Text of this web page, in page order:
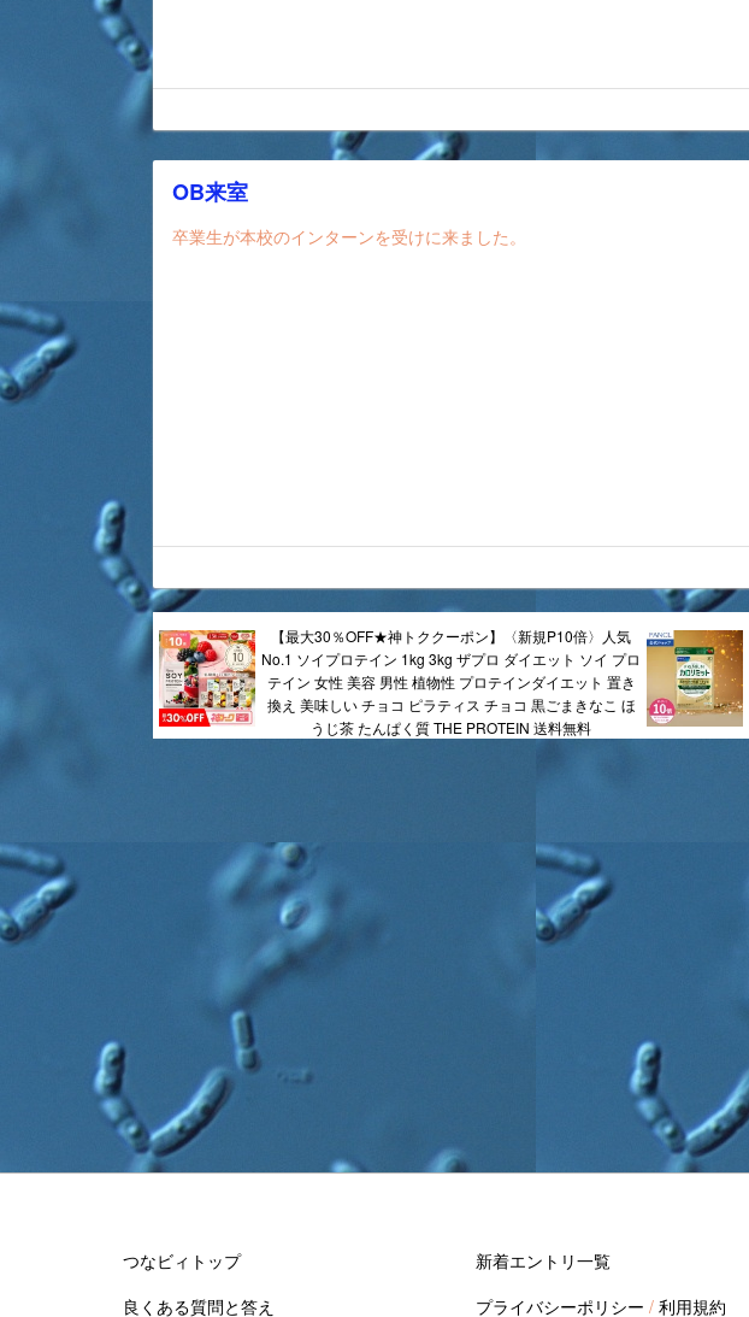
OB来室
卒業生が本校のインターンを受けに来ました。
【最大30％OFF★神トククーポン】〈新規P10倍〉人気
No.1 ソイプロテイン 1kg 3kg ザプロ ダイエット ソイ プロ
テイン 女性 美容 男性 植物性 プロテインダイエット 置き
換え 美味しい チョコ ピラティス チョコ 黒ごまきなこ ほ
うじ茶 たんぱく質 THE PROTEIN 送料無料
つなビィトップ 新着エントリ一覧
良くある質問と答え
プライバシーポリシー / 利用規約